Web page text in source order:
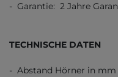
- Garantie: 2 Jahre
TECHNISCHE DATEN
- Abstand Hörner in mm